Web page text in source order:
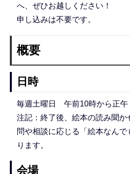
へ、ぜひお越しください！
申し込みは不要です。
概要
日時
毎週土曜日 午前10時から正午
注記：終了後、絵本の読み聞か
問や相談に応じる「絵本なん
ります。
会場